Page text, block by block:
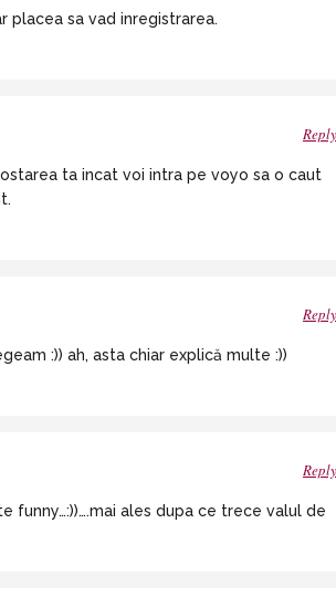
placea sa vad inregistrarea.
Reply
ta incat voi intra pe voyo sa o caut
Reply
:)) ah, asta chiar explică multe :))
Reply
funny…:))….mai ales dupa ce trece valul de